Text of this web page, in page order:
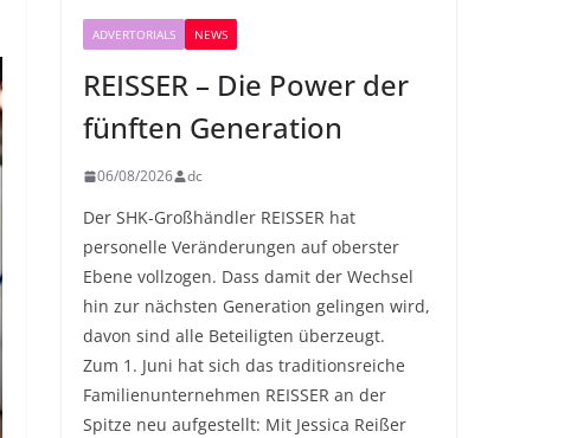
ADVERTORIALS NEWS
REISSER – Die Power der
fünften Generation
06/08/2026 dc
Der SHK-Großhändler REISSER hat
personelle Veränderungen auf oberster
Ebene vollzogen. Dass damit der Wechsel
hin zur nächsten Generation gelingen wird,
davon sind alle Beteiligten überzeugt.
Zum 1. Juni hat sich das traditionsreiche
Familienunternehmen REISSER an der
Spitze neu aufgestellt: Mit Jessica Reißer